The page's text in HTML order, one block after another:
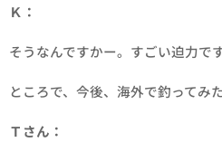
Ｋ：
そうなんですかー。すごい迫力です
ところで、今後、海外で釣ってみ
Ｔさん：